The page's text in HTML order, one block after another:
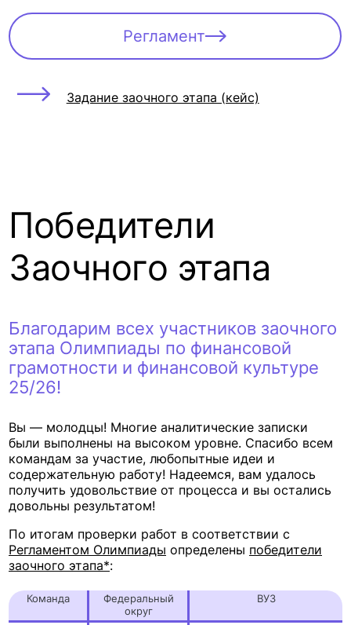
Регламент
Задание заочного этапа (кейс)
Победители
Заочного этапа
Благодарим всех участников заочного
этапа Олимпиады по финансовой
грамотности и финансовой культуре
25/26!
Вы — молодцы! Многие аналитические записки
были выполнены на высоком уровне. Спасибо всем
командам за участие, любопытные идеи и
содержательную работу! Надеемся, вам удалось
получить удовольствие от процесса и вы остались
довольны результатом!
По итогам проверки работ в соответствии с
Регламентом Олимпиады определены победители
заочного этапа*:
Команда
Федеральный
округ
ВУЗ